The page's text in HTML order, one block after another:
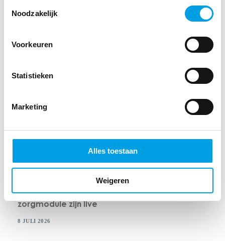
Noodzakelijk
Voorkeuren
Statistieken
Marketing
Alles toestaan
Weigeren
21 JULI 2026
CORPORATE, NIEUWS
De eerste functionaliteiten van de nieuwe
zorgmodule zijn live
8 JULI 2026